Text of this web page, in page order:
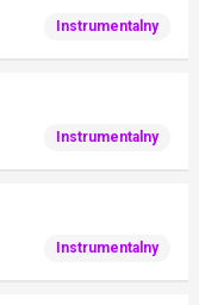
Instrumentalny
Instrumentalny
Instrumentalny